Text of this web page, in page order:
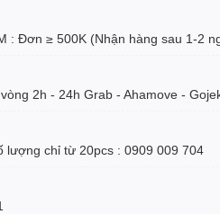
: Đơn ≥ 500K (Nhận hàng sau 1-2
2h - 24h Grab - Ahamove -
lượng chỉ từ 20pcs : 0909 009 704